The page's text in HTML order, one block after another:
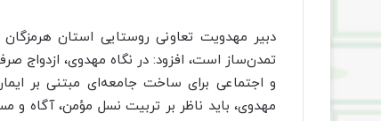
دبیر مهدویت تعاونی روستایی استان هرمزگان
تمدن‌ساز است، افزود: در نگاه مهدوی، ازدواج
و اجتماعی برای ساخت جامعه‌ای مبتنی بر
مهدوی، باید ناظر بر تربیت نسل مؤمن، آگاه